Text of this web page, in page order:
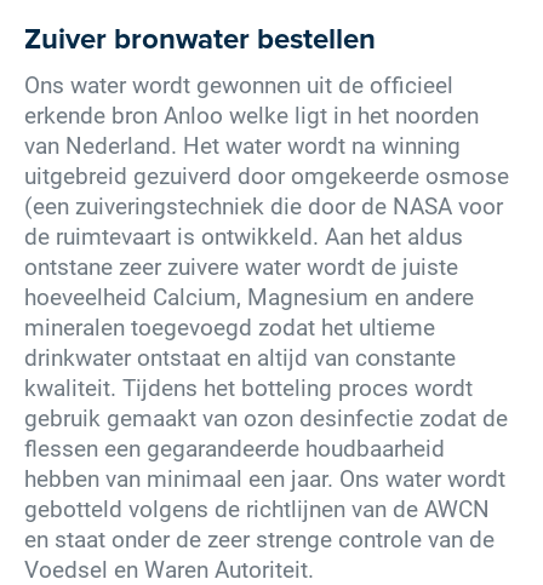
Zuiver bronwater bestellen
Ons water wordt gewonnen uit de officieel
erkende bron Anloo welke ligt in het noorden
van Nederland. Het water wordt na winning
uitgebreid gezuiverd door omgekeerde osmose
(een zuiveringstechniek die door de NASA voor
de ruimtevaart is ontwikkeld. Aan het aldus
ontstane zeer zuivere water wordt de juiste
hoeveelheid Calcium, Magnesium en andere
mineralen toegevoegd zodat het ultieme
drinkwater ontstaat en altijd van constante
kwaliteit. Tijdens het botteling proces wordt
gebruik gemaakt van ozon desinfectie zodat de
flessen een gegarandeerde houdbaarheid
hebben van minimaal een jaar. Ons water wordt
gebotteld volgens de richtlijnen van de AWCN
en staat onder de zeer strenge controle van de
Voedsel en Waren Autoriteit.